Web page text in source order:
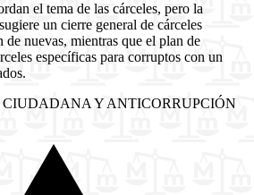
el tema de las cárceles, pero la
un cierre general de cárceles
nuevas, mientras que el plan de
específicas para corruptos con un
Y ANTICORRUPCIÓN